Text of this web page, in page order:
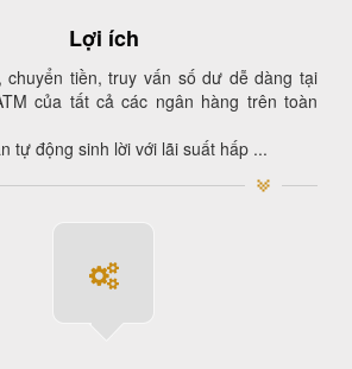
Lợi ích
chuyển tiền, truy vấn số dư dễ dàng tại
của tất cả các ngân hàng trên toàn
tự động sinh lời với lãi suất hấp ...